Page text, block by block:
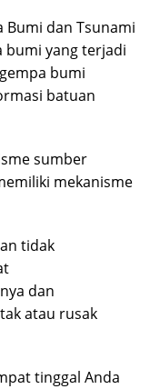
Bumi dan Tsunami
bumi yang terjadi
bumi
batuan
sumber
mekanisme
tidak
dan
atau rusak
tinggal Anda